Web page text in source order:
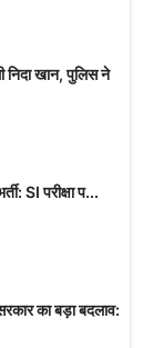
निदा खान, पुलिस ने
SI परीक्षा प...
का बड़ा बदलाव: